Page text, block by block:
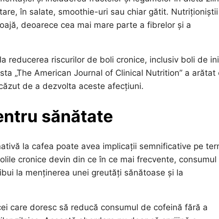
în salate, smoothie-uri sau chiar gătit. Nutriționiștii
deoarece cea mai mare parte a fibrelor și a
reducerea riscurilor de boli cronice, inclusiv boli de
„The American Journal of Clinical Nutrition” a arătat
de a dezvolta aceste afecțiuni.
sănătate
la cafea poate avea implicații semnificative pe
cronice devin din ce în ce mai frecvente, consumul
la menținerea unei greutăți sănătoase și la
care doresc să reducă consumul de cofeină fără a